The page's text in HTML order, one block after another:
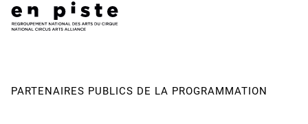
PARTENAIRES PUBLICS DE LA PROGRAMMATION